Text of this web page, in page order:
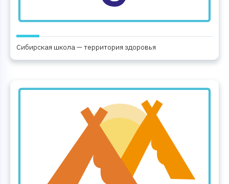
Сибирская школа — территория здоровья